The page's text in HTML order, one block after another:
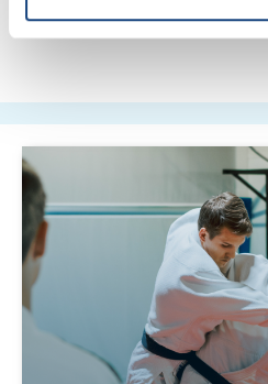
Poikien joukkue Bremenissä.